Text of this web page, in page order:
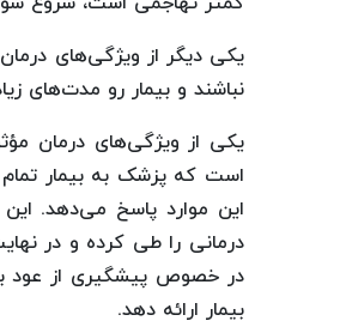
یکی دیگر از ویژگی‌های
نباشند و بیمار رو مدت‌های
یکی از ویژگی‌های درمان
است که پزشک به بیمار
این موارد پاسخ می‌دهد.
درمانی را طی کرده و در
در خصوص پیشگیری از عود
بیمار ارائه دهد.